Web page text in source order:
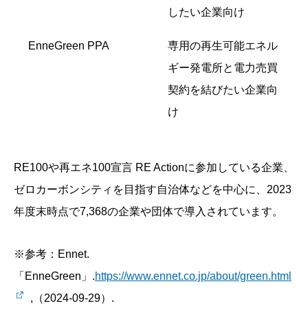
したい企業向け
EnneGreen PPA
専用の再生可能エネル
ギー発電所と電力売買
契約を結びたい企業向
け
RE100や再エネ100宣言 RE Actionに参加している企業、
ゼロカーボンシティを目指す自治体などを中心に、2023
年度末時点で7,368の企業や団体で導入されています。
※参考：Ennet.
「EnneGreen」.https://www.ennet.co.jp/about/green.html
,（2024-09-29）.